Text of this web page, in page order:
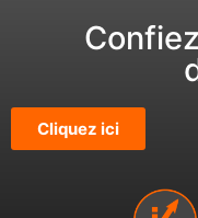
Cliquez ici